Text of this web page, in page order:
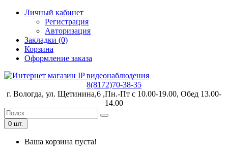
Личный кабинет
Регистрация
Авторизация
Закладки (0)
Корзина
Оформление заказа
8(8172)70-38-35
г. Вологда, ул. Щетинина,6 ,Пн.-Пт с 10.00-19.00, Обед 13.00-
14.00
0 шт.
Ваша корзина пуста!